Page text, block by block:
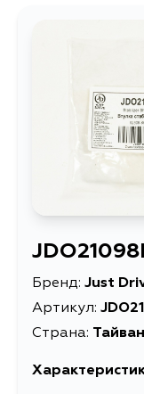
Бренд: Just
Артикул:
Страна: